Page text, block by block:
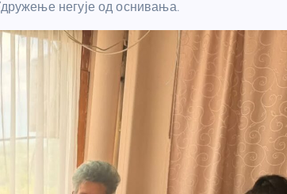
негује од оснивања.